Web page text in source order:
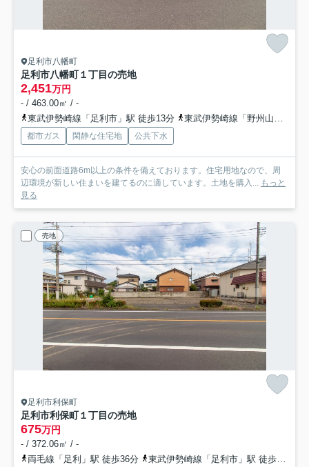
足利市八幡町
足利市八幡町１丁目の売地
2,451万円
- / 463.00㎡ / -
東武伊勢崎線「足利市」駅 徒歩13分
東武伊勢崎線「野州山辺」駅 徒歩18分
都市ガス 閑静な住宅地 公共下水
安心の前面道路6m以上の条件を備えております。住宅用地なので、周
辺環境が新しい住まいを建てるのに適しています。土地を購入...
もっと
見る
売地
足利市利保町
足利市利保町１丁目の売地
675万円
- / 372.06㎡ / -
両毛線「足利」駅 徒歩36分
東武伊勢崎線「足利市」駅 徒歩49分